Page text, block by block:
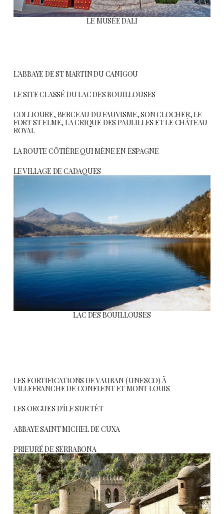
LE MUSÉE DALI
L'ABBAYE DE ST MARTIN DU CANIGOU
LE SITE CLASSÉ DU LAC DES BOUILLOUSES
COLLIOURE, BERCEAU DU FAUVISME, SON CLOCHER, LE
FORT ST ELME, LA CRIQUE DES PAULILLES ET LE CHÂTEAU
ROYAL
LA ROUTE CÔTIÈRE QUI MÈNE EN ESPAGNE
LE VILLAGE DE CADAQUES
LAC DES BOUILLOUSES
LES FORTIFICATIONS DE VAUBAN ( UNESCO) Ã
VILLEFRANCHE DE CONFLENT ET MONT LOUIS
LES ORGUES D'ÎLE SUR TÊT
ABBAYE SAINT MICHEL DE CUXA
PRIEURÉ DE SERRABONA